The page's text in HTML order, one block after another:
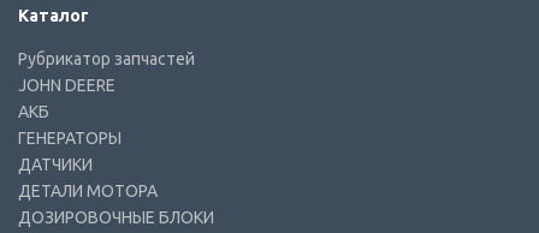
Каталог
Рубрикатор запчастей
JOHN DEERE
АКБ
ГЕНЕРАТОРЫ
ДАТЧИКИ
ДЕТАЛИ МОТОРА
ДОЗИРОВОЧНЫЕ БЛОКИ